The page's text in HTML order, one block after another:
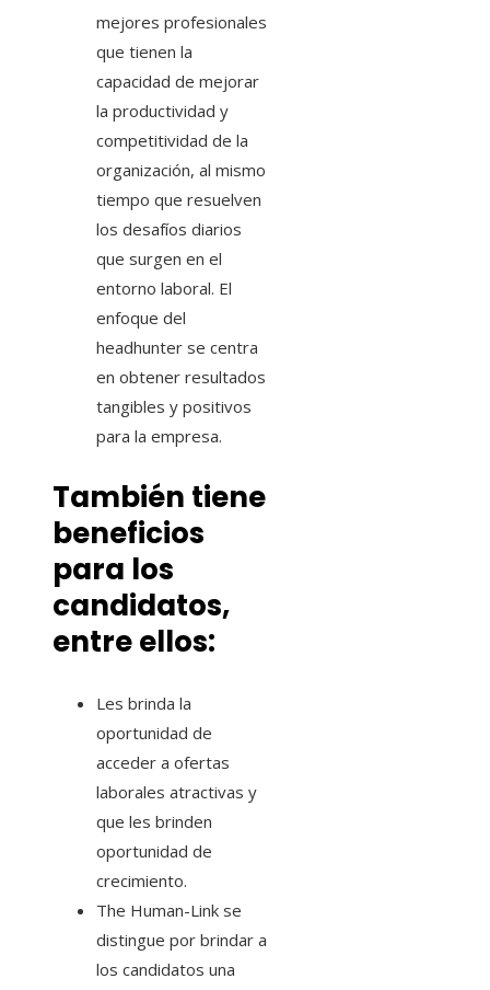
mejores profesionales
que tienen la
capacidad de mejorar
la productividad y
competitividad de la
organización, al mismo
tiempo que resuelven
los desafíos diarios
que surgen en el
entorno laboral. El
enfoque del
headhunter se centra
en obtener resultados
tangibles y positivos
para la empresa.
También tiene
beneficios
para los
candidatos,
entre ellos:
Les brinda la
oportunidad de
acceder a ofertas
laborales atractivas y
que les brinden
oportunidad de
crecimiento.
The Human-Link se
distingue por brindar a
los candidatos una